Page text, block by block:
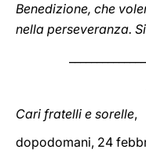
Benedizione, che
nella perseveranza.
Cari fratelli e sorelle,
dopodomani, 24